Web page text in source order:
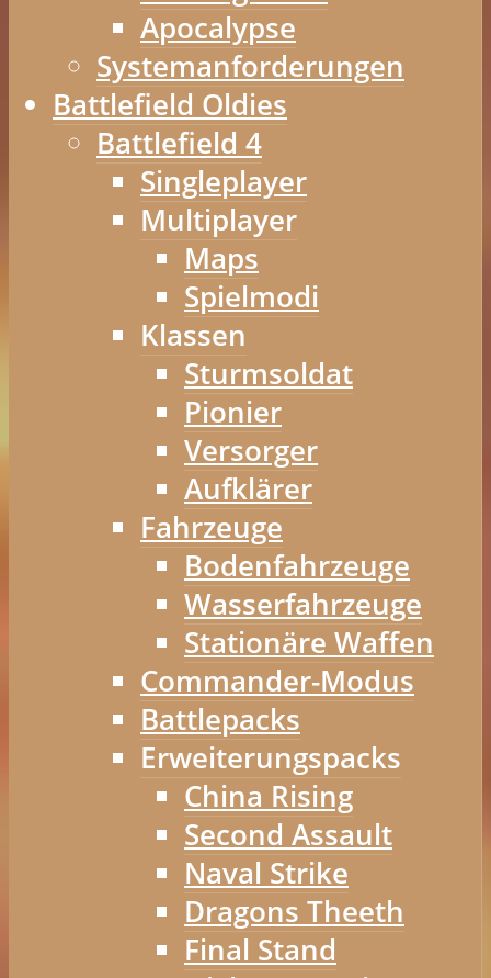
Apocalypse
Systemanforderungen
Battlefield Oldies
Battlefield 4
Singleplayer
Multiplayer
Maps
Spielmodi
Klassen
Sturmsoldat
Pionier
Versorger
Aufklärer
Fahrzeuge
Bodenfahrzeuge
Wasserfahrzeuge
Stationäre Waffen
Commander-Modus
Battlepacks
Erweiterungspacks
China Rising
Second Assault
Naval Strike
Dragons Theeth
Final Stand